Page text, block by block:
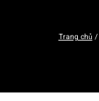
Trang chủ /